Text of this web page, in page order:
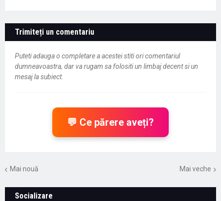
Trimiteți un comentariu
Puteti adauga o completare a acestei stiti ori comentariul
dumneavoastra, dar va rugam sa folositi un limbaj decent si un
mesaj la subiect.
💬 Ce părere aveți?
Mai nouă Mai veche
Socializare